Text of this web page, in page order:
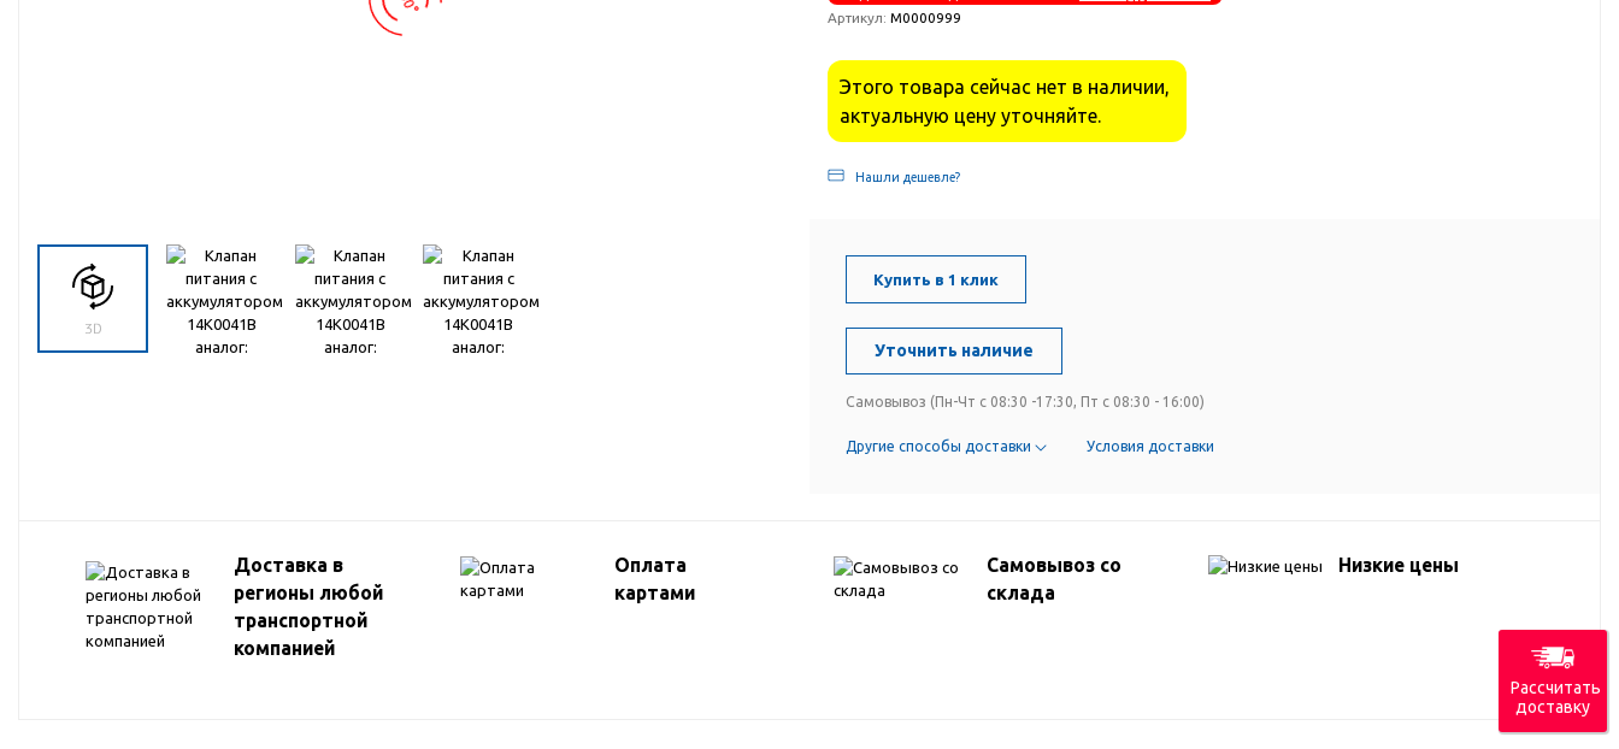
Ножи твердосплавные для спецтехники
Пневмогидроаккумуляторы для
Артикул: М0000999
Этого товара сейчас нет в наличии,
актуальную цену уточняйте.
Нашли дешевле?
Уточнить наличие
Купить в 1 клик
Самовывоз (Пн-Чт с 08:30 -17:30, Пт с 08:30 - 16:00)
Другие способы доставки Условия доставки
Доставка в
регионы любой
транспортной
компанией
Оплата
картами
Самовывоз со
склада
Низкие цены
Рассчитать
доставку